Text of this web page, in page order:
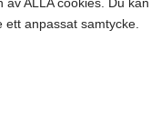
anpassat samtycke.